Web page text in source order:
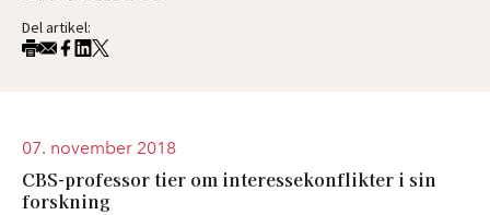
Del artikel:
07. november 2018
CBS-professor tier om interessekonflikter i sin
forskning